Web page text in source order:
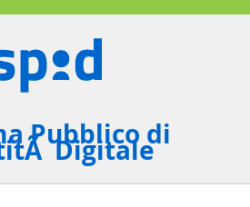
Pubblico di
Digitale